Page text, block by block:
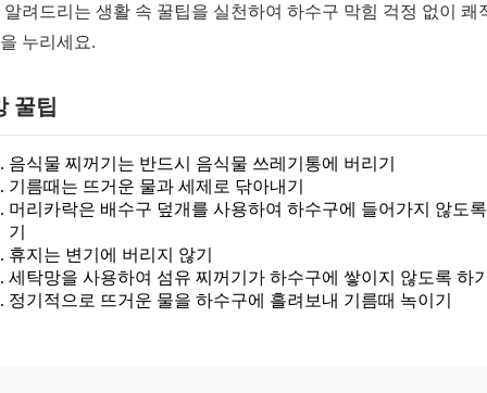
알려드리는 생활 속 꿀팁을 실천하여 하수구 막힘 걱정 없이 쾌
누리세요.
꿀팁
음식물 찌꺼기는 반드시 음식물 쓰레기통에 버리기
기름때는 뜨거운 물과 세제로 닦아내기
머리카락은 배수구 덮개를 사용하여 하수구에 들어가지 않도
기
휴지는 변기에 버리지 않기
세탁망을 사용하여 섬유 찌꺼기가 하수구에 쌓이지 않도록 하
정기적으로 뜨거운 물을 하수구에 흘려보내 기름때 녹이기